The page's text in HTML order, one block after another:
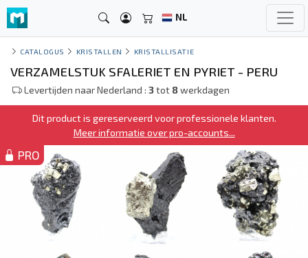
NL
CATALOGUS KRISTALLEN KRISTALLISATIE
VERZAMELSTUK SFALERIET EN PYRIET - PERU
Levertijden naar Nederland : 3tot 8werkdagen
Dit product is gereserveerd voor professionele klanten.
Meer informatie over pro-accounts...
PRO